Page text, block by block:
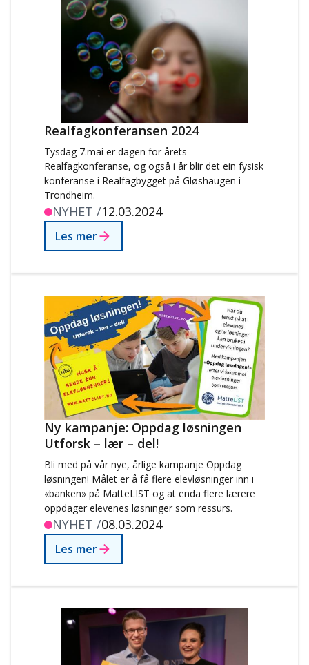
Realfagkonferansen 2024
Tysdag 7.mai er dagen for årets
Realfagkonferanse, og også i år blir det ein fysisk
konferanse i Realfagbygget på Gløshaugen i
Trondheim.
NYHET /12.03.2024
Les mer
Ny kampanje: Oppdag løsningen
Utforsk – lær – del!
Bli med på vår nye, årlige kampanje Oppdag
løsningen! Målet er å få flere elevløsninger inn i
«banken» på MatteLIST og at enda flere lærere
oppdager elevenes løsninger som ressurs.
NYHET /08.03.2024
Les mer